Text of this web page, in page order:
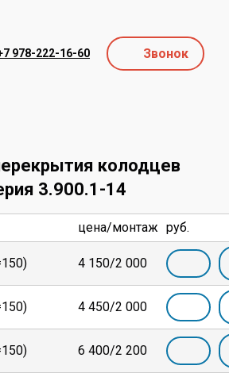
978-222-16-60 Звонок
колодцев
3.900.1-14
цена/монтаж руб.
4 150/2 000
4 450/2 000
6 400/2 200